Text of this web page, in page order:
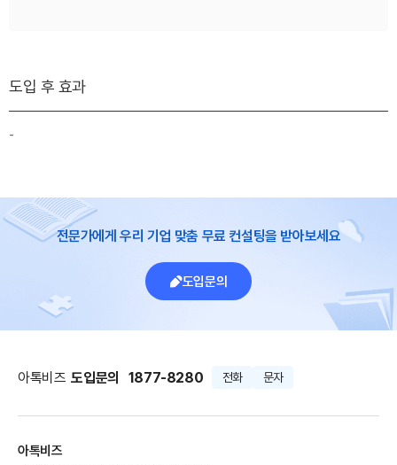
도입 후 효과
-
전문가에게 우리 기업 맞춤 무료 컨설팅을 받아보세요
도입문의
아톡비즈 도입문의 1877-8280 전화 문자
아톡비즈